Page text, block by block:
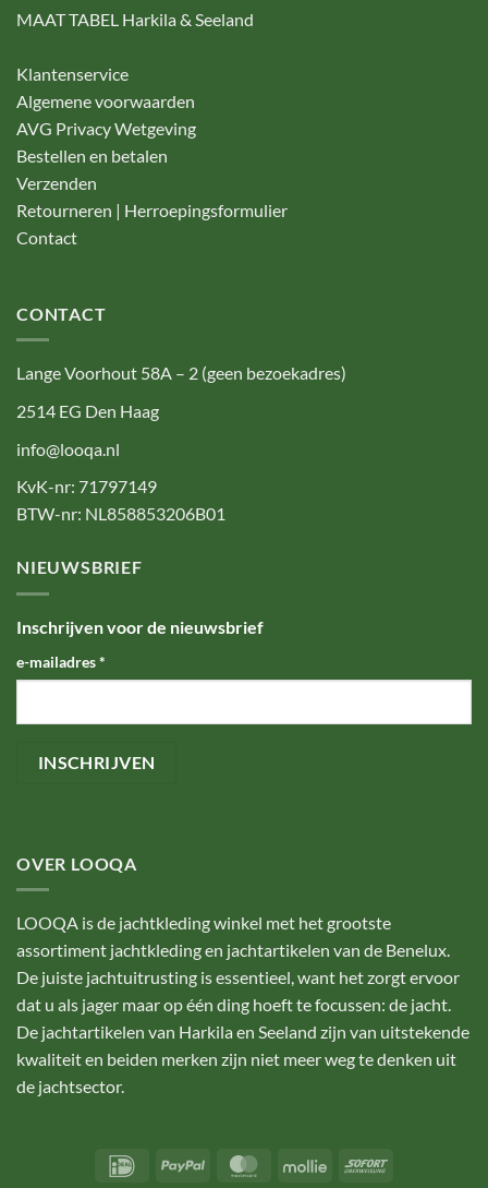
MAAT TABEL Harkila & Seeland
Klantenservice
Algemene voorwaarden
AVG Privacy Wetgeving
Bestellen en betalen
Verzenden
Retourneren | Herroepingsformulier
Contact
CONTACT
Lange Voorhout 58A – 2 (geen bezoekadres)
2514 EG Den Haag
info@looqa.nl
KvK-nr: 71797149
BTW-nr: NL858853206B01
NIEUWSBRIEF
Inschrijven voor de nieuwsbrief
e-mailadres*
OVER LOOQA
LOOQA is de jachtkleding winkel met het grootste
assortiment jachtkleding en jachtartikelen van de Benelux.
De juiste jachtuitrusting is essentieel, want het zorgt ervoor
dat u als jager maar op één ding hoeft te focussen: de jacht.
De jachtartikelen van Harkila en Seeland zijn van uitstekende
kwaliteit en beiden merken zijn niet meer weg te denken uit
de jachtsector.
IDeal PayPal MasterCardMollie Sofort